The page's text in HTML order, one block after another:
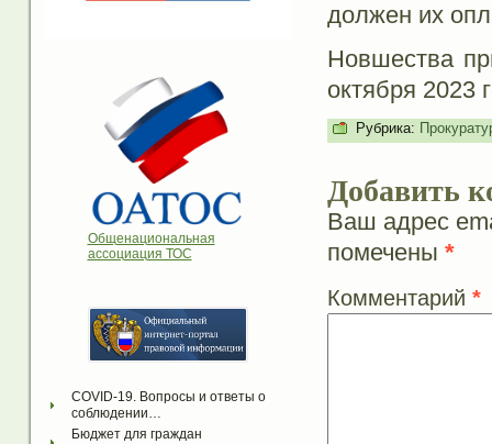
Общенациональная
ассоциация ТОС
COVID-19. Вопросы и ответы о
соблюдении…
Бюджет для граждан
должен их
Новшества
октября 2023
Рубрика:
Добавить
Ваш адрес
помечены *
Комментарий *